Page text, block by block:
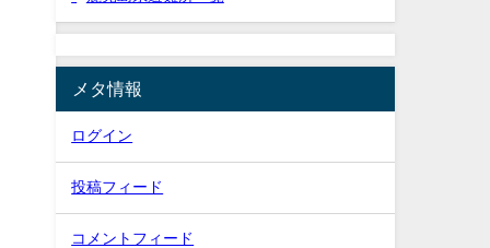
メタ情報
ログイン
投稿フィード
コメントフィード